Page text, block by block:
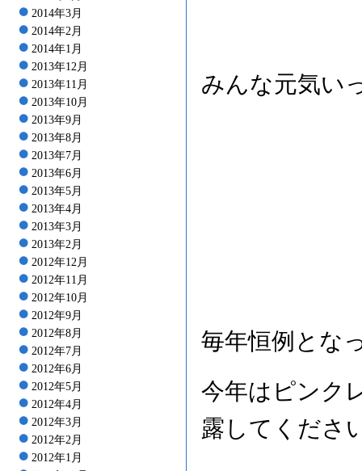
2014年3月
2014年2月
2014年1月
2013年12月
2013年11月
2013年10月
2013年9月
2013年8月
2013年7月
2013年6月
2013年5月
2013年4月
2013年3月
2013年2月
2012年12月
2012年11月
2012年10月
2012年9月
2012年8月
2012年7月
2012年6月
2012年5月
2012年4月
2012年3月
2012年2月
2012年1月
みんな元気い
毎年恒例とな
今年はピンク
露してくださ